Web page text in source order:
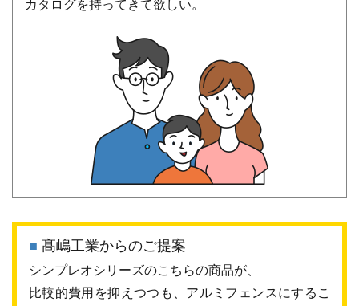
カタログを持ってきて欲しい。
■ 髙嶋工業からのご提案
シンプレオシリーズのこちらの商品が、
比較的費用を抑えつつも、アルミフェンスにするこ